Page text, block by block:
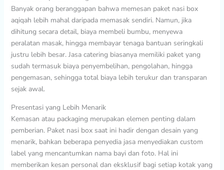
Banyak orang beranggapan bahwa memesan paket nasi box
aqiqah lebih mahal daripada memasak sendiri. Namun, jika
dihitung secara detail, biaya membeli bumbu, menyewa
peralatan masak, hingga membayar tenaga bantuan seringkali
justru lebih besar. Jasa catering biasanya memiliki paket yang
sudah termasuk biaya penyembelihan, pengolahan, hingga
pengemasan, sehingga total biaya lebih terukur dan transparan
sejak awal.
Presentasi yang Lebih Menarik
Kemasan atau packaging merupakan elemen penting dalam
pemberian. Paket nasi box saat ini hadir dengan desain yang
menarik, bahkan beberapa penyedia jasa menyediakan custom
label yang mencantumkan nama bayi dan foto. Hal ini
memberikan kesan personal dan eksklusif bagi setiap kotak yang